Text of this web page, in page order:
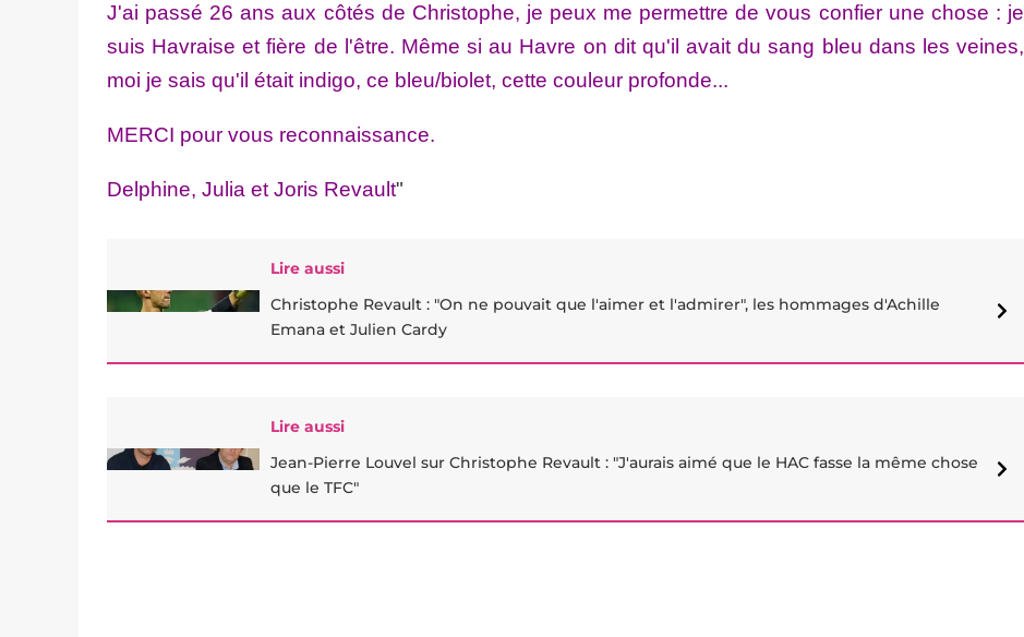
J'ai passé 26 ans aux côtés de Christophe, je peux me permettre de vous confier une chose : je
suis Havraise et fière de l'être. Même si au Havre on dit qu'il avait du sang bleu dans les veines,
moi je sais qu'il était indigo, ce bleu/biolet, cette couleur profonde...
MERCI pour vous reconnaissance.
Delphine, Julia et Joris Revault"
Lire aussi
Christophe Revault : "On ne pouvait que l'aimer et l'admirer", les hommages d'Achille
Emana et Julien Cardy
Lire aussi
Jean-Pierre Louvel sur Christophe Revault : "J'aurais aimé que le HAC fasse la même chose
que le TFC"